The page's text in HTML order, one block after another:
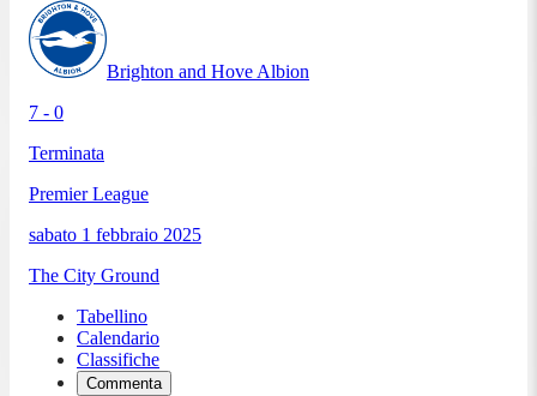
Brighton and Hove Albion
7 - 0
Terminata
Premier League
sabato 1 febbraio 2025
The City Ground
Tabellino
Calendario
Classifiche
Commenta